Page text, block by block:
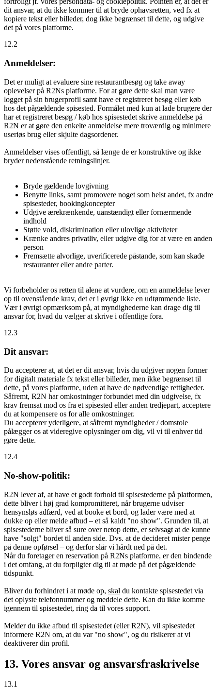
dit ansvar, at du ikke kommer til at bryde ophavsretten, ved fx at
kopiere tekst eller billeder, dog ikke begrænset til dette, og udgive
det på vores platforme.
12.2
Anmeldelser:
Det er muligt at evaluere sine restaurantbesøg og take away
oplevelser på R2Ns platforme. For at gøre dette skal man være
logget på sin brugerprofil samt have et registreret besøg eller køb
hos det pågældende spisested. Formålet med kun at lade brugere der
har et registreret besøg / køb hos spisestedet skrive anmeldelse på
R2N er at gøre den enkelte anmeldelse mere troværdig og minimere
useriøs brug eller skjulte dagsordener.
Anmeldelser vises offentligt, så længe de er konstruktive og ikke
bryder nedenstående retningslinjer.
Bryde gældende lovgivning
Benytte links, samt promovere noget som helst andet, fx andre
spisesteder, bookingkoncepter
Udgive ærekrænkende, uanstændigt eller fornærmende
indhold
Støtte vold, diskrimination eller ulovlige aktiviteter
Krænke andres privatliv, eller udgive dig for at være en anden
person
Fremsætte alvorlige, uverificerede påstande, som kan skade
restauranter eller andre parter.
Vi forbeholder os retten til alene at vurdere, om en anmeldelse lever
op til ovenstående krav, det er i øvrigt ikke en udtømmende liste.
Vær i øvrigt opmærksom på, at myndighederne kan drage dig til
ansvar for, hvad du vælger at skrive i offentlige fora.
12.3
Dit ansvar:
Du accepterer at, at det er dit ansvar, hvis du udgiver nogen former
for digitalt materiale fx tekst eller billeder, men ikke begrænset til
dette, på vores platforme, uden at have de nødvendige rettigheder.
Såfremt, R2N har omkostninger forbundet med din udgivelse, fx
krav fremsat mod os fra et spisested eller anden tredjepart, acceptere
du at kompensere os for alle omkostninger.
Du accepterer yderligere, at såfremt myndigheder / domstole
pålægger os at videregive oplysninger om dig, vil vi til enhver tid
gøre dette.
12.4
No-show-politik:
R2N lever af, at have et godt forhold til spisestederne på platformen,
dette bliver i høj grad kompromitteret, når brugerne udviser
hensynsløs adfærd, ved at booke et bord, og lader være med at
dukke op eller melde afbud – et så kaldt "no show". Grunden til, at
spisestederne bliver så sure over netop dette, er selvsagt at de kunne
have "solgt" bordet til anden side. Dvs. at de decideret mister penge
på denne opførsel – og derfor slår vi hårdt ned på det.
Når du foretager en reservation på R2Ns platforme, er den bindende
i det omfang, at du forpligter dig til at møde på det pågældende
tidspunkt.
Bliver du forhindret i at møde op, skal du kontakte spisestedet via
det oplyste telefonnummer og meddele dette. Kan du ikke komme
igennem til spisestedet, ring da til vores support.
Melder du ikke afbud til spisestedet (eller R2N), vil spisestedet
informere R2N om, at du var "no show", og du risikerer at vi
deaktiverer din profil.
13. Vores ansvar og ansvarsfraskrivelse
13.1